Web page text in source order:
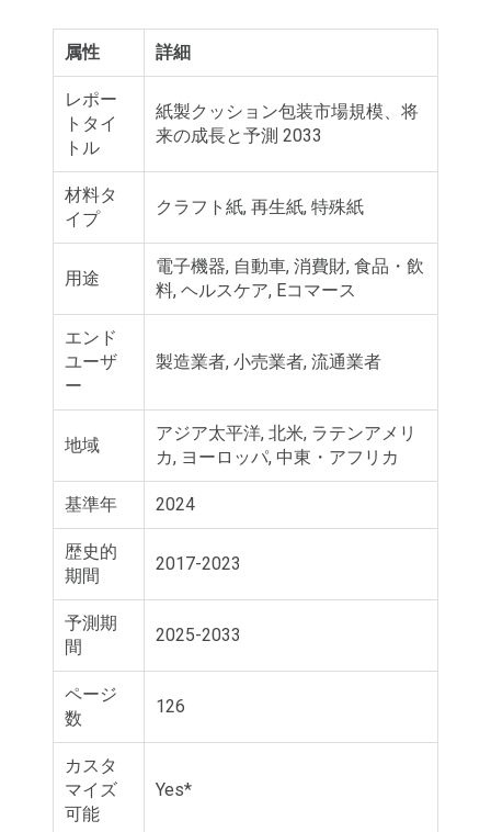
属性 詳細
レポー
トタイ
トル
紙製クッション包装市場規模、将
来の成長と予測 2033
材料タ
イプ
クラフト紙, 再生紙, 特殊紙
用途
電子機器, 自動車, 消費財, 食品・飲
料, ヘルスケア, Eコマース
エンド
ユーザ
ー
製造業者, 小売業者, 流通業者
地域
アジア太平洋, 北米, ラテンアメリ
カ, ヨーロッパ, 中東・アフリカ
基準年 2024
歴史的
期間
2017-2023
予測期
間
2025-2033
ページ
数
126
カスタ
マイズ
可能
Yes*